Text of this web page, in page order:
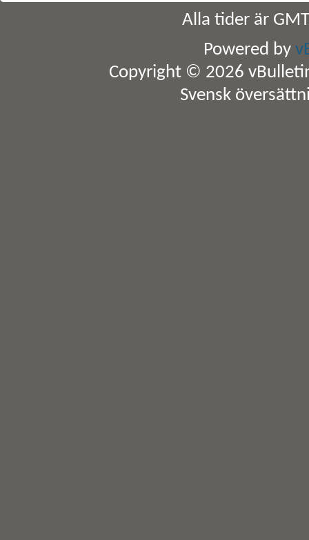
Alla tider är
Powered by
Copyright © 2026
Svensk